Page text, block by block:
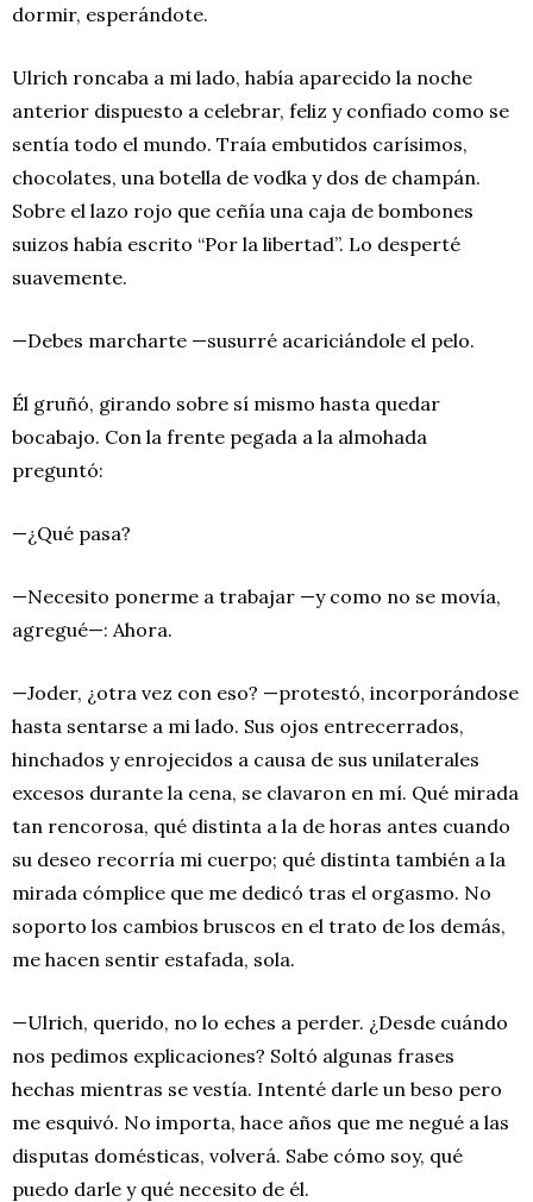
dormir, esperándote.
Ulrich roncaba a mi lado, había aparecido la noche
anterior dispuesto a celebrar, feliz y confiado como se
sentía todo el mundo. Traía embutidos carísimos,
chocolates, una botella de vodka y dos de champán.
Sobre el lazo rojo que ceñía una caja de bombones
suizos había escrito “Por la libertad”. Lo desperté
suavemente.
—Debes marcharte —susurré acariciándole el pelo.
Él gruñó, girando sobre sí mismo hasta quedar
bocabajo. Con la frente pegada a la almohada
preguntó:
—¿Qué pasa?
—Necesito ponerme a trabajar —y como no se movía,
agregué—: Ahora.
—Joder, ¿otra vez con eso? —protestó, incorporándose
hasta sentarse a mi lado. Sus ojos entrecerrados,
hinchados y enrojecidos a causa de sus unilaterales
excesos durante la cena, se clavaron en mí. Qué mirada
tan rencorosa, qué distinta a la de horas antes cuando
su deseo recorría mi cuerpo; qué distinta también a la
mirada cómplice que me dedicó tras el orgasmo. No
soporto los cambios bruscos en el trato de los demás,
me hacen sentir estafada, sola.
—Ulrich, querido, no lo eches a perder. ¿Desde cuándo
nos pedimos explicaciones? Soltó algunas frases
hechas mientras se vestía. Intenté darle un beso pero
me esquivó. No importa, hace años que me negué a las
disputas domésticas, volverá. Sabe cómo soy, qué
puedo darle y qué necesito de él.